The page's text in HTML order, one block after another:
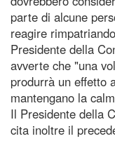
parte di alcune
reagire
Presidente della
avverte che "una
produrrà un effetto
mantengano la
Il Presidente della
cita inoltre il